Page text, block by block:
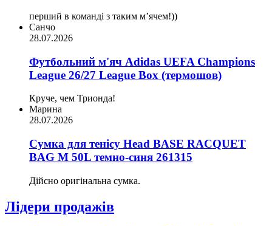
перший в команді з таким мʼячем!))
Санчо
28.07.2026
Футбольний м'яч Adidas UEFA Champions
League 26/27 League Box (термошов)
Круче, чем Трионда!
Марина
28.07.2026
Сумка для тенісу Head BASE RACQUET
BAG M 50L темно-синя 261315
Дійсно оригінальна сумка.
Лідери продажів